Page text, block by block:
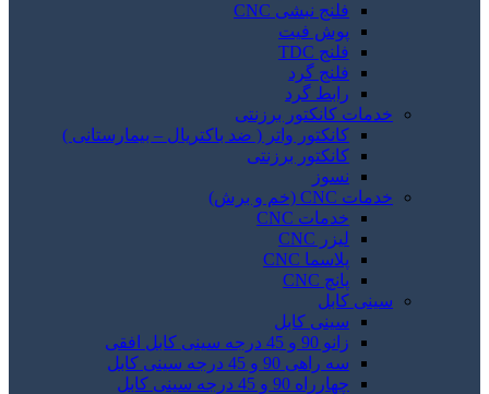
فلنج نبشی CNC
پوش فیت
فلنج TDC
فلنج گرد
رابط گرد
خدمات کانکتور برزنتی
کانکتور واتر ( ضد باکتریال – بیمارستانی )
کانکتور برزنتی
نسوز
خدمات CNC (خم و برش)
خدمات CNC
لیزر CNC
پلاسما CNC
پانچ CNC
سینی کابل
سینی کابل
زانو 90 و 45 درجه سینی کابل افقی
سه راهی 90 و 45 درجه سینی کابل
چهارراه 90 و 45 درجه سینی کابل